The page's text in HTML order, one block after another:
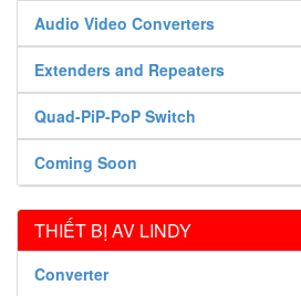
Audio Video Converters
Extenders and Repeaters
Quad-PiP-PoP Switch
Coming Soon
THIẾT BỊ AV LINDY
Converter